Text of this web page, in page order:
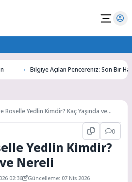
Bilgiye Açılan Pencereniz: Son Bir Haber
Roselle Yedlin Kimdir? Kaç Yaşında ve
0
Yedlin Kimdir?
ve Nereli
02:36
Güncelleme: 07 Nis 2026